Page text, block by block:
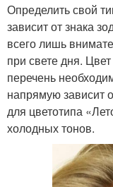
Определить свой
зависит от знака
всего лишь
при свете дня.
перечень
напрямую зависит
для цветотипа
холодных тонов.